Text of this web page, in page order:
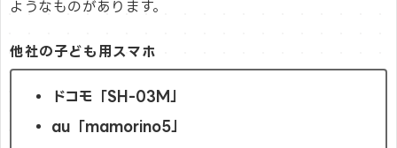
ようなものがあります。
他社の子ども用スマホ
ドコモ「SH-03M」
au「mamorino5」